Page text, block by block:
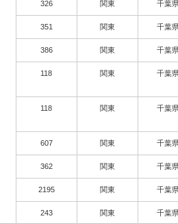
326 関東 千葉
351 関東 千葉
386 関東 千葉
118 関東 千葉
118 関東 千葉
607 関東 千葉
362 関東 千葉
2195 関東 千葉
243 関東 千葉